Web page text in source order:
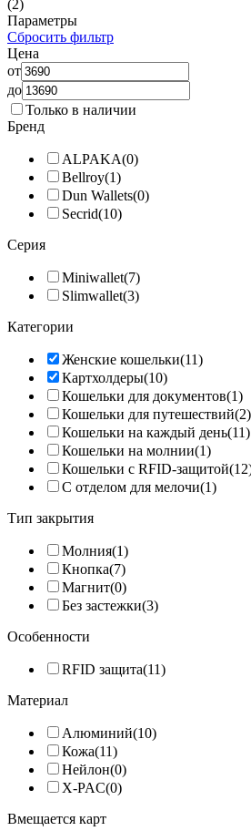
(2)
Параметры
Сбросить фильтр
Цена
от
до
Только в наличии
Бренд
ALPAKA(0)
Bellroy(1)
Dun Wallets(0)
Secrid(10)
Серия
Miniwallet(7)
Slimwallet(3)
Категории
Женские кошельки(11)
Картхолдеры(10)
Кошельки для документов(1)
Кошельки для путешествий(2)
Кошельки на каждый день(11)
Кошельки на молнии(1)
Кошельки с RFID-защитой
С отделом для мелочи(1)
Тип закрытия
Молния(1)
Кнопка(7)
Магнит(0)
Без застежки(3)
Особенности
RFID защита(11)
Материал
Алюминий(10)
Кожа(11)
Нейлон(0)
X-PAC(0)
Вмещается карт